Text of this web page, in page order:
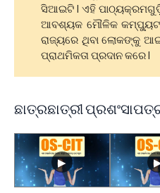
ସିଆଇଟି I ଏହି
ଆବଶ୍ୟକ ମୌଳିକ
ରାଜ୍ୟରେ ଥିବା ଲୋକଙ୍କୁ
ପ୍ରାଥମିକତା ପ୍ରଦାନ କରେ I
ଛାତ୍ରଛାତ୍ରୀ